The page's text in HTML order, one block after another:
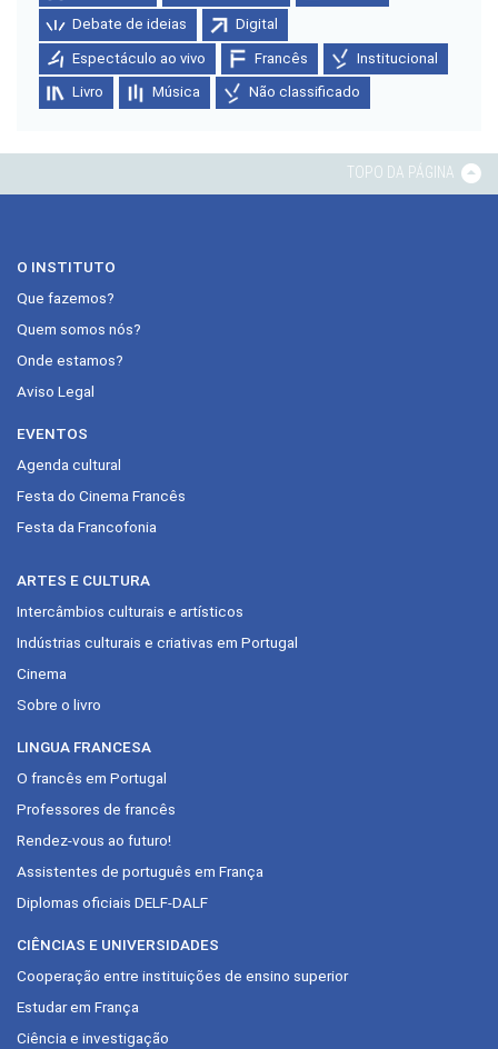
Debate de ideias Digital
Espectáculo ao vivo Francês Institucional
Livro Música Não classificado
TOPO DA PÁGINA
O INSTITUTO
Que fazemos?
Quem somos nós?
Onde estamos?
Aviso Legal
EVENTOS
Agenda cultural
Festa do Cinema Francês
Festa da Francofonia
ARTES E CULTURA
Intercâmbios culturais e artísticos
Indústrias culturais e criativas em Portugal
Cinema
Sobre o livro
LINGUA FRANCESA
O francês em Portugal
Professores de francês
Rendez-vous ao futuro!
Assistentes de português em França
Diplomas oficiais DELF-DALF
CIÊNCIAS E UNIVERSIDADES
Cooperação entre instituições de ensino superior
Estudar em França
Ciência e investigação